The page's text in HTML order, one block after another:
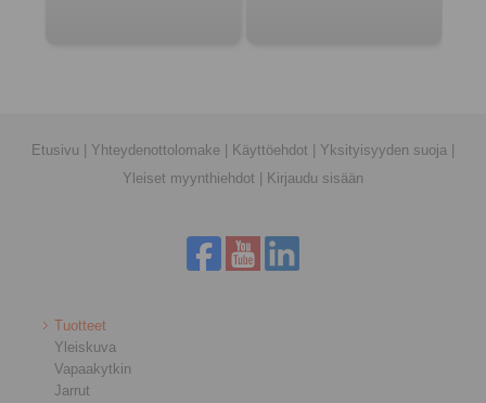
Etusivu Yhteydenottolomake Käyttöehdot Yksityisyyden suoja
Yleiset myynthiehdot
Kirjaudu sisään
Tuotteet
Yleiskuva
Vapaakytkin
Jarrut